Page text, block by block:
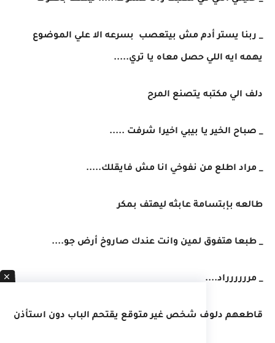
_ ربنا يستر أدم مش بيتعصب بسرعه الا علي الموضوع
يهمه ايه اللي حصل معاه يا تري.....
دلف الي مكتبه يتصنع المرح
_ صباح الخير يا بيبي اخيرا شرفت .....
_ مراد اطلع من نفوخي انا مش فايقلك.....
طالعه بإبتسامة عابثه ليهتف بمكر
_ طبعا هتفوق لمين وانت عندك صاروخ أرض جو....
_ مرررررراد....
قاطعهم دلوف شخص غير متوقع يقتحم الباب دون استأذن